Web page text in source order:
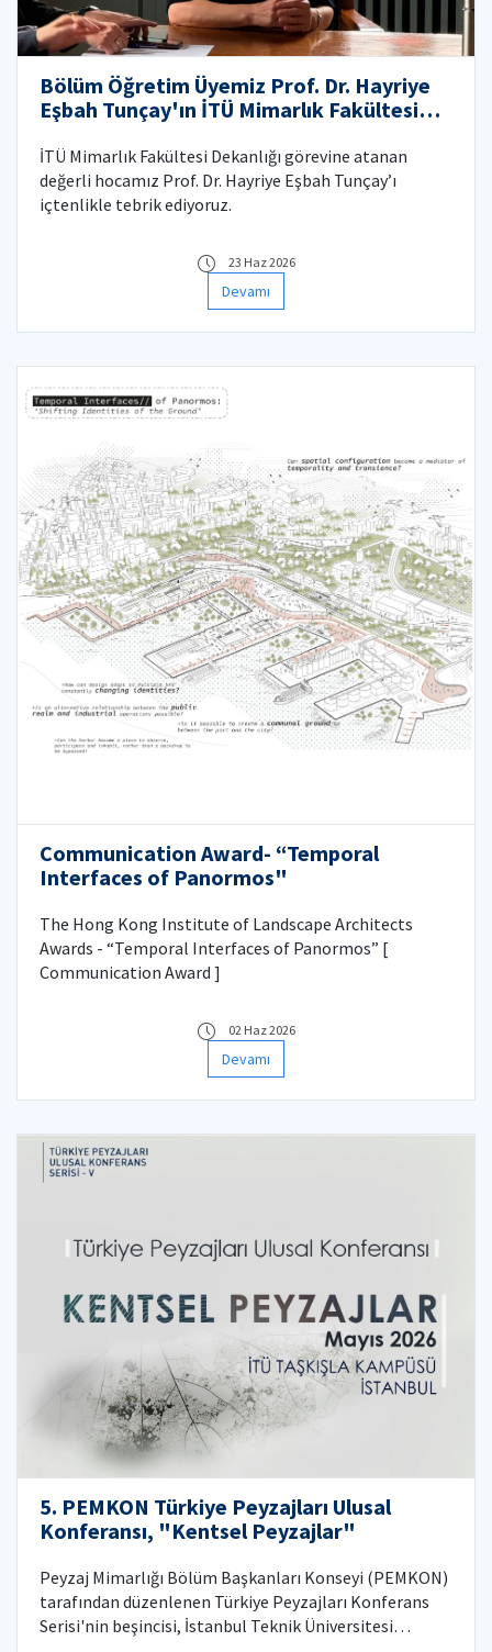
Bölüm Öğretim Üyemiz Prof. Dr. Hayriye
Eşbah Tunçay'ın İTÜ Mimarlık Fakültesi
İTÜ Mimarlık Fakültesi Dekanlığı görevine atanan
değerli hocamız Prof. Dr. Hayriye Eşbah Tunçay’ı
içtenlikle tebrik ediyoruz.
23 Haz 2026
Devamı
Communication Award- “Temporal
Interfaces of Panormos"
The Hong Kong Institute of Landscape Architects
Awards - “Temporal Interfaces of Panormos” [
Communication Award ]
02 Haz 2026
Devamı
5. PEMKON Türkiye Peyzajları Ulusal
Konferansı, "Kentsel Peyzajlar"
Peyzaj Mimarlığı Bölüm Başkanları Konseyi (PEMKON)
tarafından düzenlenen Türkiye Peyzajları Konferans
Serisi'nin beşincisi, İstanbul Teknik Üniversitesi